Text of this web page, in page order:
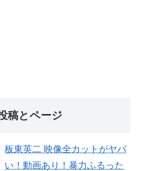
稿とページ
板東英二 映像全カットがヤバ
い！動画あり！暴力ふるった